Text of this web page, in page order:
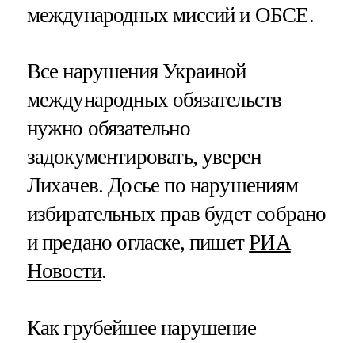
международных миссий и ОБСЕ.
Все нарушения Украиной
международных обязательств
нужно обязательно
задокументировать, уверен
Лихачев. Досье по нарушениям
избирательных прав будет собрано
и предано огласке, пишетРИА
Новости.
Как грубейшее нарушение